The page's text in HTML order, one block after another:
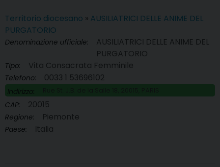
Territorio diocesano » AUSILIATRICI DELLE ANIME DEL
PURGATORIO
Denominazione ufficiale:
AUSILIATRICI DELLE ANIME DEL
PURGATORIO
Tipo: Vita Consacrata Femminile
Telefono: 0033 1 53696102
Indirizzo:
CAP: 20015
Regione: Piemonte
Paese: Italia